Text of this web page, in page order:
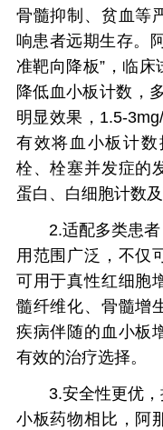
骨髓抑制、贫血等
响患者远期生存。
准靶向降板”，临
降低血小板计数，
明显效果，1.5-
有效将血小板计
栓、栓塞并发症的
蛋白、白细胞计数及
2.适配多类患者
用范围广泛，不仅
可用于真性红细胞
髓纤维化、骨髓增
疾病伴随的血小板
有效的治疗选择。
3.安全性更优，
小板药物相比，阿